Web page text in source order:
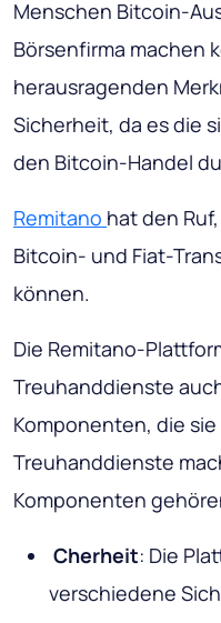
Menschen Bitcoin-
Börsenfirma machen
herausragenden
Sicherheit, da es die
den Bitcoin-Handel
Remitano hat den
Bitcoin- und Fiat-
können.
Die Remitano-
Treuhanddienste
Komponenten, die
Treuhanddienste
Komponenten
Cherheit: Die
verschiedene